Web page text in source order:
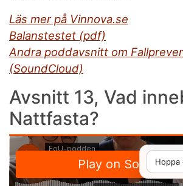
Läs mer på Vinnova.se
Balanstestet (pdf)
Andra poddavsnitt om
(SoundCloud)
Avsnitt 13, Vad
Nattfasta?
Hoppa
När du